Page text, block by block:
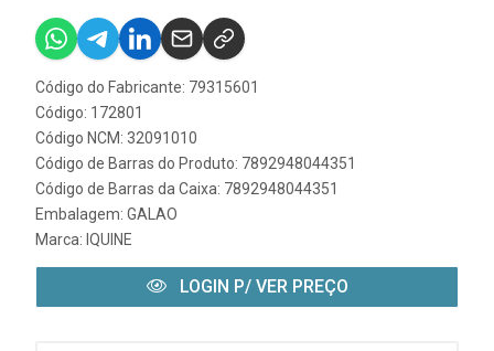
Código do Fabricante: 79315601
Código: 172801
Código NCM: 32091010
Código de Barras do Produto: 7892948044351
Código de Barras da Caixa: 7892948044351
Embalagem: GALAO
Marca: IQUINE
LOGIN P/ VER PREÇO